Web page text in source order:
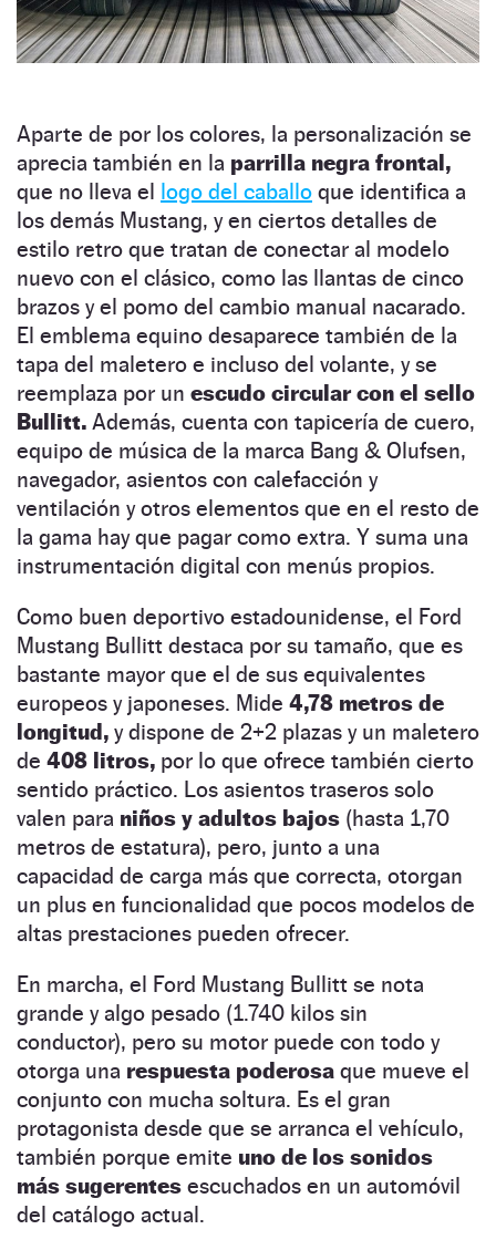
Aparte de por los colores, la personalización se
aprecia también en la parrilla negra frontal,
que no lleva el logo del caballo que identifica a
los demás Mustang, y en ciertos detalles de
estilo retro que tratan de conectar al modelo
nuevo con el clásico, como las llantas de cinco
brazos y el pomo del cambio manual nacarado.
El emblema equino desaparece también de la
tapa del maletero e incluso del volante, y se
reemplaza por un escudo circular con el sello
Bullitt. Además, cuenta con tapicería de cuero,
equipo de música de la marca Bang & Olufsen,
navegador, asientos con calefacción y
ventilación y otros elementos que en el resto de
la gama hay que pagar como extra. Y suma una
instrumentación digital con menús propios.
Como buen deportivo estadounidense, el Ford
Mustang Bullitt destaca por su tamaño, que es
bastante mayor que el de sus equivalentes
europeos y japoneses. Mide 4,78 metros de
longitud, y dispone de 2+2 plazas y un maletero
de 408 litros, por lo que ofrece también cierto
sentido práctico. Los asientos traseros solo
valen para niños y adultos bajos (hasta 1,70
metros de estatura), pero, junto a una
capacidad de carga más que correcta, otorgan
un plus en funcionalidad que pocos modelos de
altas prestaciones pueden ofrecer.
En marcha, el Ford Mustang Bullitt se nota
grande y algo pesado (1.740 kilos sin
conductor), pero su motor puede con todo y
otorga una respuesta poderosa que mueve el
conjunto con mucha soltura. Es el gran
protagonista desde que se arranca el vehículo,
también porque emite uno de los sonidos
más sugerentes escuchados en un automóvil
del catálogo actual.